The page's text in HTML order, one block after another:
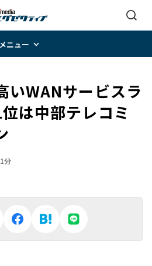
メニュー
いWANサービスラ
は中部テレコミ
分